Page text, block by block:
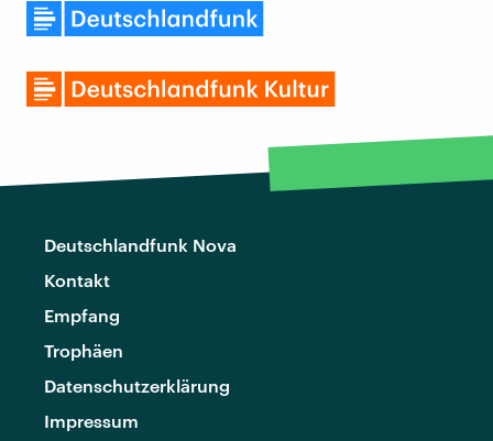
Deutschlandfunk Nova
Kontakt
Empfang
Trophäen
Datenschutzerklärung
Impressum